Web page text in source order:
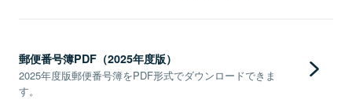
郵便番号簿PDF（2025年度版）
2025年度版郵便番号簿をPDF形式でダウンロードできま
す。